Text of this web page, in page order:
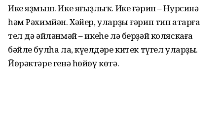
Ике яҙмыш. Ике яңғыҙлыҡ. Ике ғәрип – Нурсинә
һәм Рәхимйән. Хәйер, уларҙы ғәрип тип атарға
тел дә әйләнмәй – икеһе лә берҙәй коляскаға
бәйле булһа ла, күңелдәре китек түгел уларҙың.
Йөрәктәре генә һөйөү көтә.